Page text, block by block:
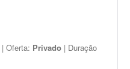
| Oferta: Privado | Duração